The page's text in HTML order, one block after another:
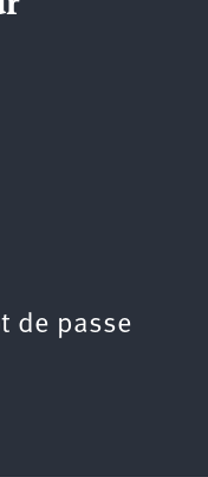
de passe